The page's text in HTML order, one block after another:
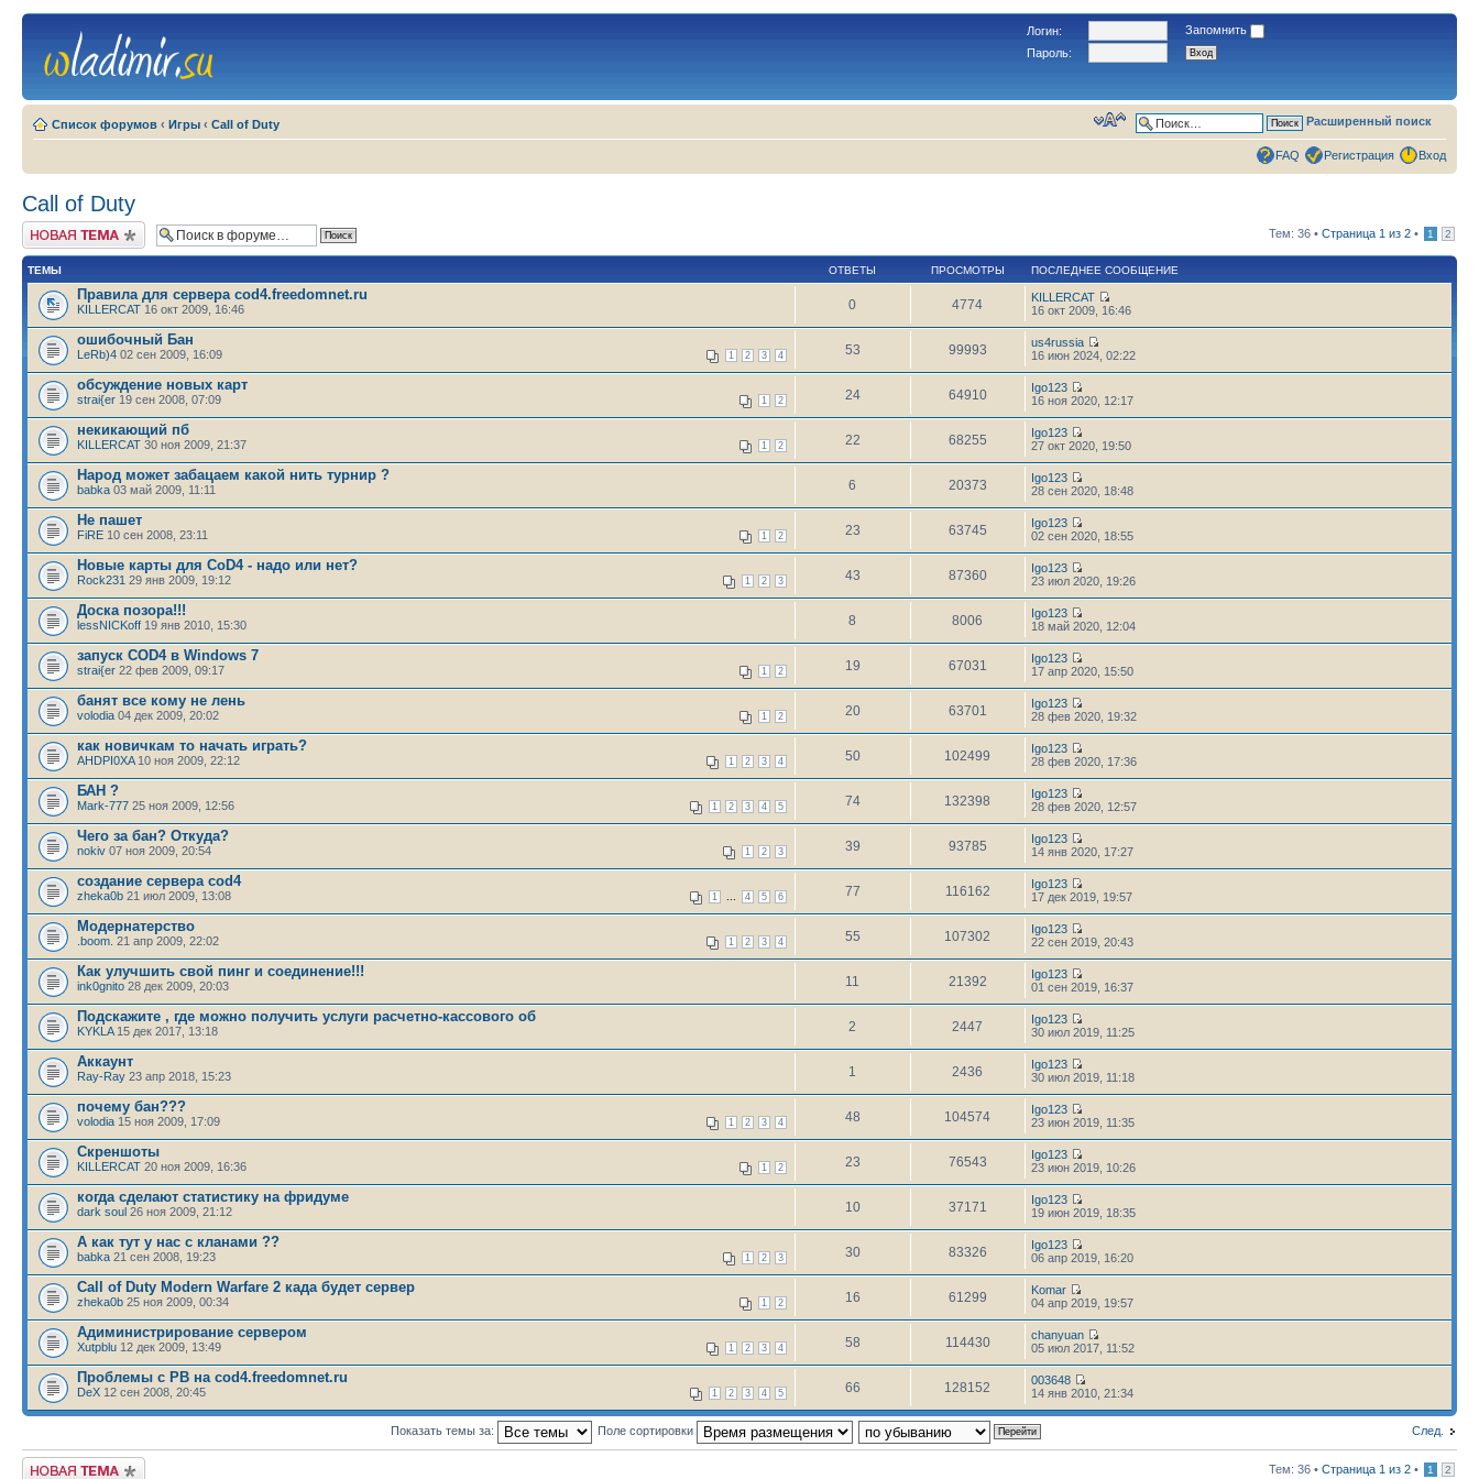
Логин:
Запомнить
Пароль:
Список форумов ‹ Игры ‹ Call of Duty Расширенный поиск
FAQ Регистрация Вход
Call of Duty
Новая тема Тем: 36 • Страница 1 из 2 • 1 2
ТЕМЫ ОТВЕТЫ ПРОСМОТРЫ ПОСЛЕДНЕЕ СООБЩЕНИЕ
Правила для сервера cod4.freedomnet.ru
KILLERCAT 16 окт 2009, 16:46 0 4774
KILLERCAT
16 окт 2009, 16:46
ошибочный Бан
1 2 3 4
LeRb)4 02 сен 2009, 16:09 53 99993
us4russia
16 июн 2024, 02:22
обсуждение новых карт
1 2
strai{er 19 сен 2008, 07:09 24 64910
Igo123
16 ноя 2020, 12:17
некикающий пб
1 2
KILLERCAT 30 ноя 2009, 21:37 22 68255
Igo123
27 окт 2020, 19:50
Народ может забацаем какой нить турнир ?
babka 03 май 2009, 11:11 6 20373
Igo123
28 сен 2020, 18:48
Не пашет
1 2
FiRE 10 сен 2008, 23:11 23 63745
Igo123
02 сен 2020, 18:55
Новые карты для CoD4 - надо или нет?
1 2 3
Rock231 29 янв 2009, 19:12 43 87360
Igo123
23 июл 2020, 19:26
Доска позора!!!
lessNICKoff 19 янв 2010, 15:30 8 8006
Igo123
18 май 2020, 12:04
запуск COD4 в Windows 7
1 2
strai{er 22 фев 2009, 09:17 19 67031
Igo123
17 апр 2020, 15:50
банят все кому не лень
1 2
volodia 04 дек 2009, 20:02 20 63701
Igo123
28 фев 2020, 19:32
как новичкам то начать играть?
1 2 3 4
AHDPI0XA10 ноя 2009, 22:12 50 102499
Igo123
28 фев 2020, 17:36
БАН ?
1 2 3 4 5
Mark-777 25 ноя 2009, 12:56 74 132398
Igo123
28 фев 2020, 12:57
Чего за бан? Откуда?
1 2 3
nokiv 07 ноя 2009, 20:54 39 93785
Igo123
14 янв 2020, 17:27
создание сервера cod4
1 4 5 6
zheka0b 21 июл 2009, 13:08 77 116162
Igo123
17 дек 2019, 19:57
Модернатерство
1 2 3 4
.boom. 21 апр 2009, 22:02 55 107302
Igo123
22 сен 2019, 20:43
Как улучшить свой пинг и соединение!!!
ink0gnito 28 дек 2009, 20:03 11 21392
Igo123
01 сен 2019, 16:37
Подскажите , где можно получить услуги расчетно-кассового об
KYKLA15 дек 2017, 13:18 2 2447
Igo123
30 июл 2019, 11:25
Аккаунт
Ray-Ray 23 апр 2018, 15:23 1 2436
Igo123
30 июл 2019, 11:18
почему бан???
1 2 3 4
volodia 15 ноя 2009, 17:09 48 104574
Igo123
23 июн 2019, 11:35
Скреншоты
1 2
KILLERCAT 20 ноя 2009, 16:36 23 76543
Igo123
23 июн 2019, 10:26
когда сделают статистику на фридуме
dark soul 26 ноя 2009, 21:12 10 37171
Igo123
19 июн 2019, 18:35
А как тут у нас с кланами ??
1 2 3
babka 21 сен 2008, 19:23 30 83326
Igo123
06 апр 2019, 16:20
Call of Duty Modern Warfare 2 када будет сервер
1 2
zheka0b 25 ноя 2009, 00:34 16 61299
Komar
04 апр 2019, 19:57
Адиминистрирование сервером
1 2 3 4
Xutpblu 12 дек 2009, 13:49 58 114430
chanyuan
05 июл 2017, 11:52
Проблемы с PB на cod4.freedomnet.ru
1 2 3 4 5
DeX 12 сен 2008, 20:45 66 128152
003648
14 янв 2010, 21:34
След.
Показать темы за: Поле сортировки
Новая тема Тем: 36 • Страница 1 из 2 • 1 2